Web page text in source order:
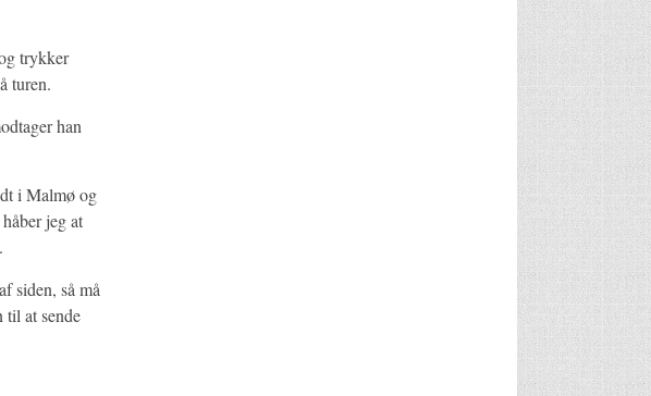
trykker
turen.
han
i Malmø og
jeg at
siden, så må
til at sende